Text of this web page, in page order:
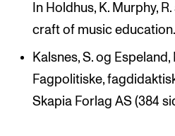
In Holdhus, K. Murphy,
craft of music
Kalsnes, S. og
Fagpolitiske,
Skapia Forlag AS (384